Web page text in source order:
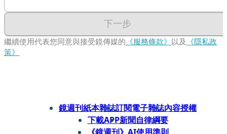
下一步
繼續使用代表您同意與接受鏡傳媒的 《服務條款》 以及 《隱私政
策》
鏡週刊紙本雜誌訂閱電子雜誌內容授權
下載APP新聞自律綱要